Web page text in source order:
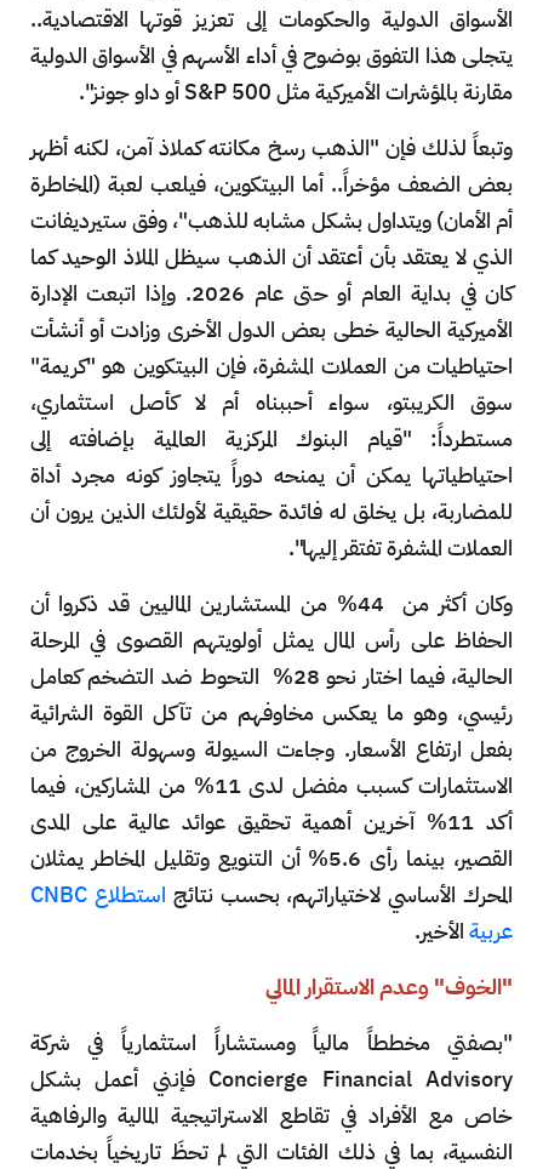
الأسواق الدولية والحكومات إلى تعزيز قوتها الاقتصادية..
يتجلى هذا التفوق بوضوح في أداء الأسهم في الأسواق الدولية
مقارنة بالمؤشرات الأميركية مثل S&P 500 أو داو جونز".
وتبعاً لذلك فإن "الذهب رسخ مكانته كملاذ آمن، لكنه أظهر
بعض الضعف مؤخراً.. أما البيتكوين، فيلعب لعبة (المخاطرة
أم الأمان) ويتداول بشكل مشابه للذهب"، وفق ستيرديفانت
الذي لا يعتقد بأن أعتقد أن الذهب سيظل الملاذ الوحيد كما
كان في بداية العام أو حتى عام 2026. وإذا اتبعت الإدارة
الأميركية الحالية خطى بعض الدول الأخرى وزادت أو أنشأت
احتياطيات من العملات المشفرة، فإن البيتكوين هو "كريمة"
سوق الكريبتو، سواء أحببناه أم لا كأصل استثماري،
مستطرداً: "قيام البنوك المركزية العالمية بإضافته إلى
احتياطياتها يمكن أن يمنحه دوراً يتجاوز كونه مجرد أداة
للمضاربة، بل يخلق له فائدة حقيقية لأولئك الذين يرون أن
العملات المشفرة تفتقر إليها".
وكان أكثر من 44% من المستشارين الماليين قد ذكروا أن
الحفاظ على رأس المال يمثل أولويتهم القصوى في المرحلة
الحالية، فيما اختار نحو 28% التحوط ضد التضخم كعامل
رئيسي، وهو ما يعكس مخاوفهم من تآكل القوة الشرائية
بفعل ارتفاع الأسعار. وجاءت السيولة وسهولة الخروج من
الاستثمارات كسبب مفضل لدى 11% من المشاركين، فيما
أكد 11% آخرين أهمية تحقيق عوائد عالية على المدى
القصير، بينما رأى 5.6% أن التنويع وتقليل المخاطر يمثلان
المحرك الأساسي لاختياراتهم، بحسب نتائج
استطلاع CNBC
عربيةالأخير.
"الخوف" وعدم الاستقرار المالي
"بصفتي مخططاً مالياً ومستشاراً استثمارياً في شركة
Concierge Financial Advisory فإنني أعمل بشكل
خاص مع الأفراد في تقاطع الاستراتيجية المالية والرفاهية
النفسية، بما في ذلك الفئات التي لم تحظَ تاريخياً بخدمات